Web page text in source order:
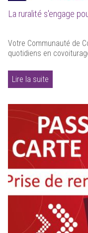
La ruralité s'engage
Votre Communauté de
quotidiens en
Lire la suite